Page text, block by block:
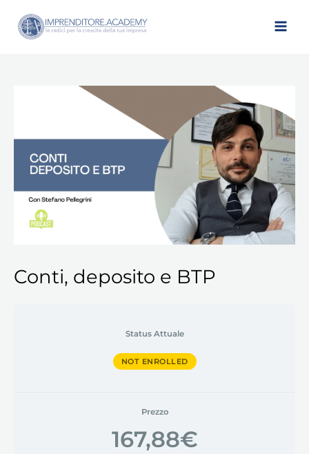
contenuto
Conti, deposito e BTP
Status Attuale
NOT ENROLLED
Prezzo
167,88€